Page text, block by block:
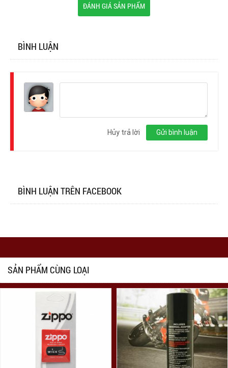
ĐÁNH GIÁ SẢN PHẨM
BÌNH LUẬN
Gửi bình luận
Hủy trả lời
BÌNH LUẬN TRÊN FACEBOOK
SẢN PHẨM CÙNG LOẠI